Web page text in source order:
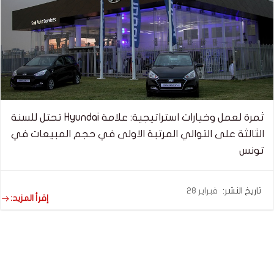
ثمرة لعمل وخيارات استراتيجية: علامة Hyundai تحتل للسنة
الثالثة على التوالي المرتبة الاولى في حجم المبيعات في
تونس
تاريخ النشر:
فبراير 28
إقرأ المزيد: